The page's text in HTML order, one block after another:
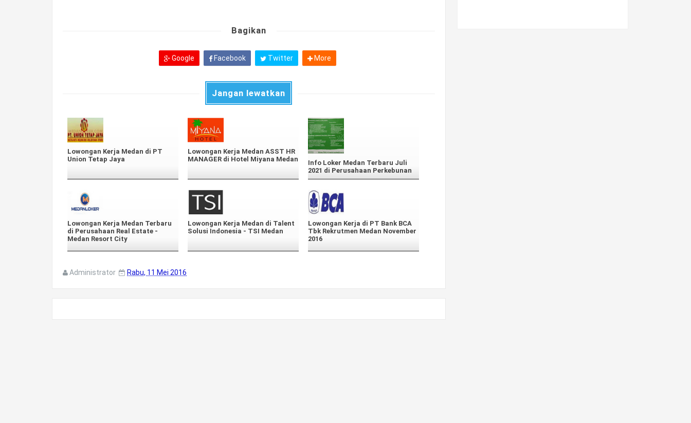
Bagikan
Google Facebook Twitter More
Jangan lewatkan
Lowongan Kerja Medan di PT
Union Tetap Jaya
Lowongan Kerja Medan ASST HR
MANAGER di Hotel Miyana Medan
Info Loker Medan Terbaru Juli
2021 di Perusahaan Perkebunan
Lowongan Kerja Medan Terbaru
di Perusahaan Real Estate -
Medan Resort City
Lowongan Kerja Medan di Talent
Solusi Indonesia - TSI Medan
Lowongan Kerja di PT Bank BCA
Tbk Rekrutmen Medan November
2016
Administrator Rabu, 11 Mei 2016